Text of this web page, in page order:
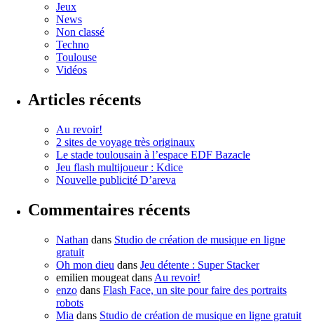
Jeux
News
Non classé
Techno
Toulouse
Vidéos
Articles récents
Au revoir!
2 sites de voyage très originaux
Le stade toulousain à l’espace EDF Bazacle
Jeu flash multijoueur : Kdice
Nouvelle publicité D’areva
Commentaires récents
Nathan dans Studio de création de musique en ligne
gratuit
Oh mon dieu dans Jeu détente : Super Stacker
emilien mougeat dans Au revoir!
enzo dans Flash Face, un site pour faire des portraits
robots
Mia dans Studio de création de musique en ligne gratuit